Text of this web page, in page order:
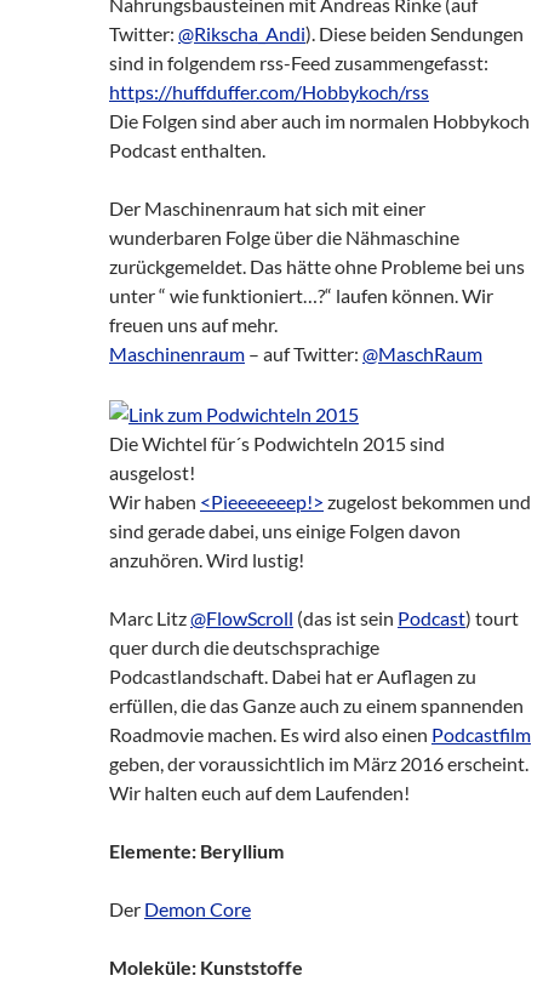
Twitter: @Rikscha_Andi). Diese beiden Sendungen
sind in folgendem rss-Feed zusammengefasst:
https://huffduffer.com/Hobbykoch/rss
Die Folgen sind aber auch im normalen Hobbykoch
Podcast enthalten.
Der Maschinenraum hat sich mit einer
wunderbaren Folge über die Nähmaschine
zurückgemeldet. Das hätte ohne Probleme bei uns
unter “ wie funktioniert…?“ laufen können. Wir
freuen uns auf mehr.
Maschinenraum – auf Twitter: @MaschRaum
Die Wichtel für´s Podwichteln 2015 sind
ausgelost!
Wir haben <Pieeeeeeep!> zugelost bekommen und
sind gerade dabei, uns einige Folgen davon
anzuhören. Wird lustig!
Marc Litz@FlowScroll (das ist sein Podcast) tourt
quer durch die deutschsprachige
Podcastlandschaft. Dabei hat er Auflagen zu
erfüllen, die das Ganze auch zu einem spannenden
Roadmovie machen. Es wird also einen Podcastfilm
geben, der voraussichtlich im März 2016 erscheint.
Wir halten euch auf dem Laufenden!
Elemente: Beryllium
Der Demon Core
Moleküle: Kunststoffe